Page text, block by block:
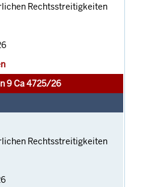
Rechtsstreitigkeiten
9 Ca 4725/26
Rechtsstreitigkeiten